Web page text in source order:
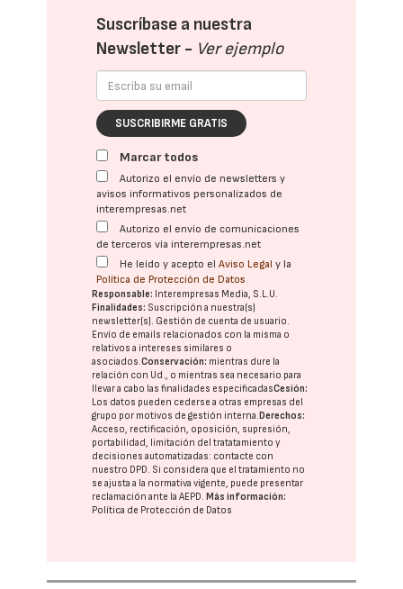
Suscríbase a nuestra
Newsletter - Ver ejemplo
SUSCRIBIRME GRATIS
Marcar todos
Autorizo el envío de newsletters y
avisos informativos personalizados de
interempresas.net
Autorizo el envío de comunicaciones
de terceros vía interempresas.net
He leído y acepto elAviso Legal y la
Política de Protección de Datos
Responsable: Interempresas Media, S.L.U.
Finalidades: Suscripción a nuestra(s)
newsletter(s). Gestión de cuenta de usuario.
Envío de emails relacionados con la misma o
relativos a intereses similares o
asociados.Conservación: mientras dure la
relación con Ud., o mientras sea necesario para
llevar a cabo las finalidades especificadasCesión:
Los datos pueden cederse a otras empresas del
grupo por motivos de gestión interna. Derechos:
Acceso, rectificación, oposición, supresión,
portabilidad, limitación del tratatamiento y
decisiones automatizadas: contacte con
nuestro DPD. Si considera que el tratamiento no
se ajusta a la normativa vigente, puede presentar
reclamación ante laAEPD. Más información:
Política de Protección de Datos